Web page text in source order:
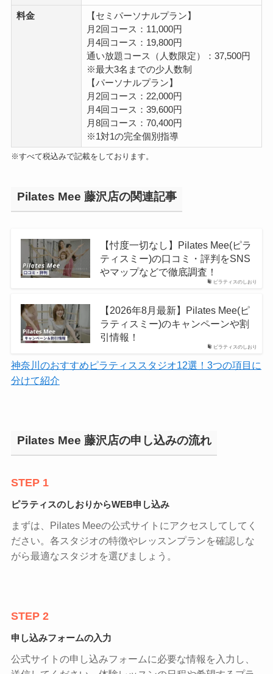
料金
【セミパーソナルプラン】
月2回コース：11,000円
月4回コース：19,800円
通い放題コース（人数限定）：37,500円
※最大3名までの少人数制
【パーソナルプラン】
月2回コース：22,000円
月4回コース：39,600円
月8回コース：70,400円
※1対1の完全個別指導
※すべて税込みで記載をしております。
Pilates Mee 藤沢店の関連記事
ピラティスのしおり
【忖度一切なし】Pilates Mee(ピラ
ティスミー)の口コミ・評判をSNS
やマップなどで徹底調査！
ピラティスのしおり
【2026年8月最新】Pilates Mee(ピ
ラティスミー)のキャンペーンや割
引情報！
神奈川のおすすめピラティススタジオ12選！3つの項目に
分けて紹介
Pilates Mee 藤沢店の申し込みの流れ
STEP 1
ピラティスのしおりからWEB申し込み
まずは、Pilates Meeの公式サイトにアクセスしてしてく
ださい。各スタジオの特徴やレッスンプランを確認しな
がら最適なスタジオを選びましょう。
STEP 2
申し込みフォームの入力
公式サイトの申し込みフォームに必要な情報を入力し、